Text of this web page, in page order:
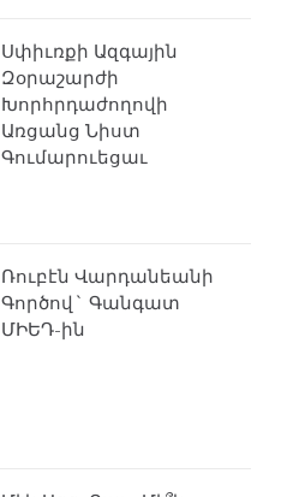
Սփիւռքի Ազգային
Զօրաշարժի
Խորհրդաժողովի
Առցանց Նիստ
Գումարուեցաւ
Ռուբէն Վարդանեանի
Գործով` Գանգատ
ՄԻԵԴ-ին